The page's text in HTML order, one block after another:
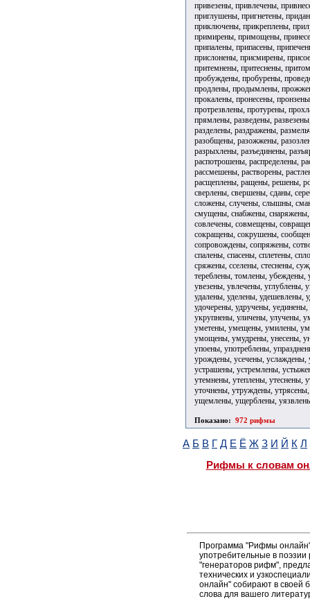
привезены, привлечены,
приглушены, пригнетены,
приключены, прикреплены,
примирены, примощены,
припалены, припасены,
прислонены, присмирены,
притемнены, притеснены,
пробуждены, пробурены,
продлены, продымлены,
прокалены, пронесены,
протрезвлены, протурены,
прямлены, разведены,
разделены, раздражены,
разобщены, разожжены,
разрыхлены, разъединены,
распотрошены, распределены,
рассмешены, растворены,
расщеплены, ращены, решены,
сверлены, свершены, сданы,
сложены, случены, слышны,
смущены, снабжены,
совлечены, совмещены,
сокращены, сокрушены,
сопровождены, сопряжены,
спалены, спасены, сплетены,
сряжены, сселены, стеснены,
тереблены, томлены, убеждены,
увезены, увлечены, углублены,
удалены, уделены, удешевлены,
удочерены, удручены,
укрупнены, уличены, улучены,
уметены, умещены, умилены,
умощены, умудрены, унесены,
упоены, употреблены,
урождены, усечены,
устрашены, устремлены,
утемнены, утеплены, утеснены,
уточнены, утруждены,
ущемлены, ущерблены,
Показано: 972 рифмы
А Б В Г Д Е Ё Ж З И Й К Л
Рифмы к словам
Программа "Рифмы
употребительные в
"генераторов рифм",
технических и
онлайн" собирают в своей
слова для вашего